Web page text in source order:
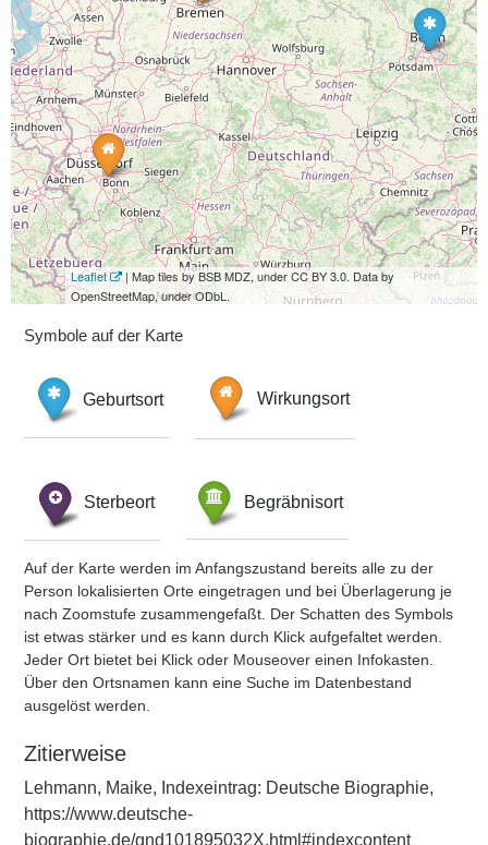
Leaflet
| Map tiles by BSB MDZ, under CC BY 3.0. Data by
OpenStreetMap, under ODbL.
Symbole auf der Karte
Geburtsort Wirkungsort
Sterbeort Begräbnisort
Auf der Karte werden im Anfangszustand bereits alle zu der
Person lokalisierten Orte eingetragen und bei Überlagerung je
nach Zoomstufe zusammengefaßt. Der Schatten des Symbols
ist etwas stärker und es kann durch Klick aufgefaltet werden.
Jeder Ort bietet bei Klick oder Mouseover einen Infokasten.
Über den Ortsnamen kann eine Suche im Datenbestand
ausgelöst werden.
Zitierweise
Lehmann, Maike, Indexeintrag: Deutsche Biographie,
https://www.deutsche-
biographie.de/gnd101895032X.html#indexcontent